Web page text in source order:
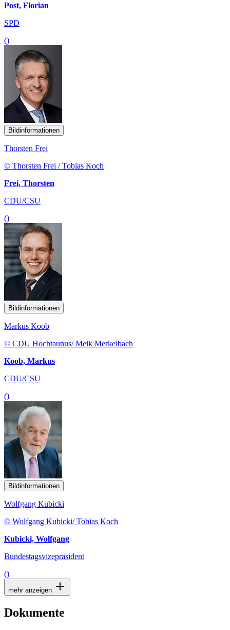
Post, Florian
SPD
()
Bildinformationen
Thorsten Frei
© Thorsten Frei / Tobias Koch
Frei, Thorsten
CDU/CSU
()
Bildinformationen
Markus Koob
© CDU Hochtaunus/ Meik Merkelbach
Koob, Markus
CDU/CSU
()
Bildinformationen
Wolfgang Kubicki
© Wolfgang Kubicki/ Tobias Koch
Kubicki, Wolfgang
Bundestagsvizepräsident
()
mehr anzeigen
Dokumente